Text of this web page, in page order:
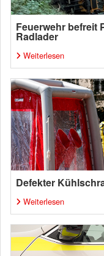
Feuerwehr befreit
Radlader
Weiterlesen
Defekter
Weiterlesen